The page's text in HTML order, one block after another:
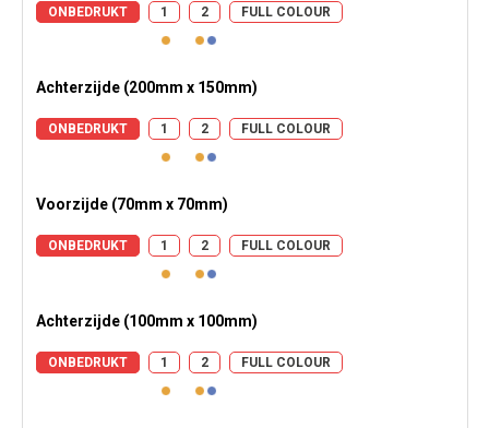
ONBEDRUKT 1 2 FULL COLOUR
Achterzijde (200mm x 150mm)
ONBEDRUKT 1 2 FULL COLOUR
Voorzijde (70mm x 70mm)
ONBEDRUKT 1 2 FULL COLOUR
Achterzijde (100mm x 100mm)
ONBEDRUKT 1 2 FULL COLOUR